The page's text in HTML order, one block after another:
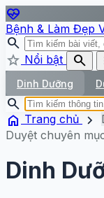
ecg_heart
Bệnh & Làm Đẹp
search
star Nổi bật search
Dinh Dưỡng
search
home Trang chủ chevron_right
Duyệt chuyên
Dinh